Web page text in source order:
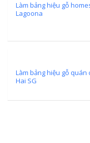
Làm bảng hiệu gỗ
Lagoona
Làm bảng hiệu gỗ quán
Hai SG